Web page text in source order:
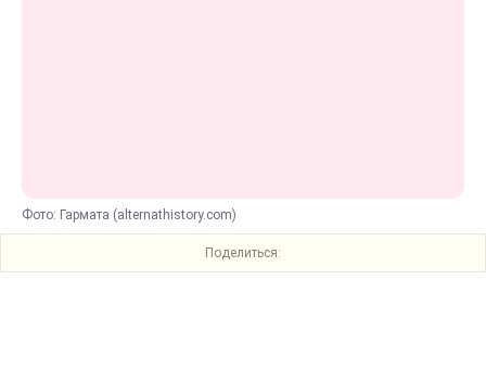
Фото: Гармата (alternathistory.com)
Поделиться: